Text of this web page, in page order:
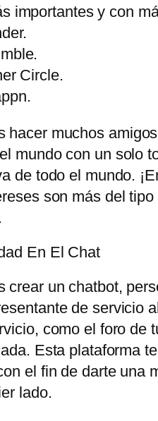
importantes y con
Circle.
hacer muchos
mundo con un solo
de todo el mundo.
son más del
En El Chat
crear un chatbot,
de servicio
como el foro de
Esta plataforma
el fin de darte una
lado.